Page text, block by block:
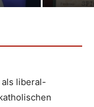
liberal-